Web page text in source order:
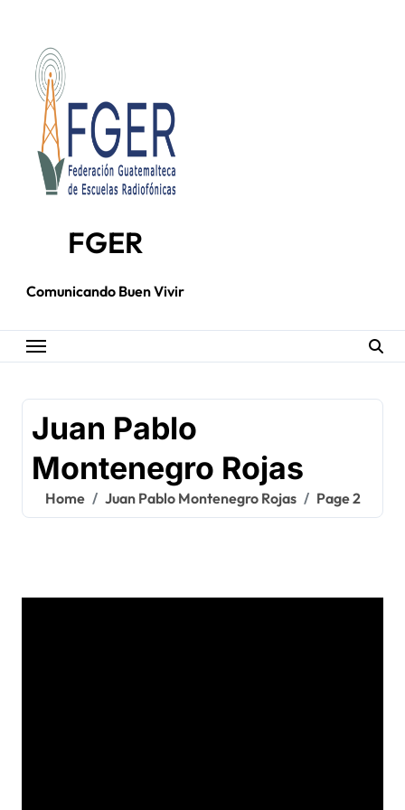
content
FGER
Comunicando Buen Vivir
Juan Pablo
Montenegro Rojas
Home Juan Pablo Montenegro Rojas Page 2